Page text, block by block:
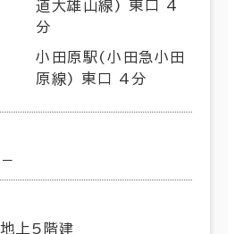
道大雄山線) 東口 4
分
小田原駅(小田急小田
原線) 東口 4分
－
地上5階建